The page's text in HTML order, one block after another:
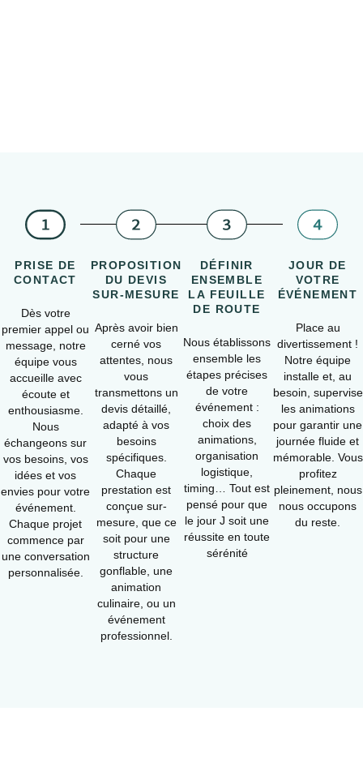
PRISE DE
CONTACT
Dès votre
premier appel ou
message, notre
équipe vous
accueille avec
écoute et
enthousiasme.
Nous
échangeons sur
vos besoins, vos
idées et vos
envies pour votre
événement.
Chaque projet
commence par
une conversation
personnalisée.
PROPOSITION
DU DEVIS
SUR-MESURE
Après avoir bien
cerné vos
attentes, nous
vous
transmettons un
devis détaillé,
adapté à vos
besoins
spécifiques.
Chaque
prestation est
conçue sur-
mesure, que ce
soit pour une
structure
gonflable, une
animation
culinaire, ou un
événement
professionnel.
DÉFINIR
ENSEMBLE
LA FEUILLE
DE ROUTE
Nous établissons
ensemble les
étapes précises
de votre
événement :
choix des
animations,
organisation
logistique,
timing… Tout est
pensé pour que
le jour J soit une
réussite en toute
sérénité
JOUR DE
VOTRE
ÉVÉNEMENT
Place au
divertissement !
Notre équipe
installe et, au
besoin, supervise
les animations
pour garantir une
journée fluide et
mémorable. Vous
profitez
pleinement, nous
nous occupons
du reste.